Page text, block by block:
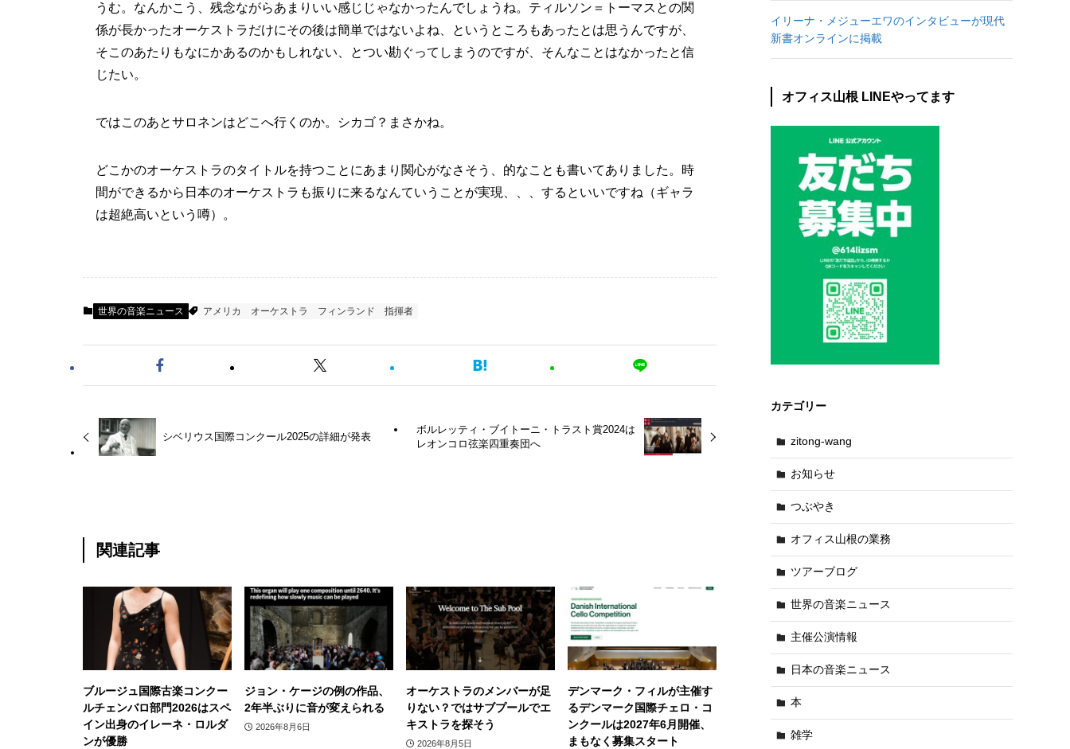
うむ。なんかこう、残念ながらあまりいい感じじゃなかったんでしょうね。ティルソン＝トーマスとの関
係が長かったオーケストラだけにその後は簡単ではないよね、というところもあったとは思うんですが、
そこのあたりもなにかあるのかもしれない、とつい勘ぐってしまうのですが、そんなことはなかったと信
じたい。
ではこのあとサロネンはどこへ行くのか。シカゴ？まさかね。
どこかのオーケストラのタイトルを持つことにあまり関心がなさそう、的なことも書いてありました。時
間ができるから日本のオーケストラも振りに来るなんていうことが実現、、、するといいですね（ギャラ
は超絶高いという噂）。
世界の音楽ニュース アメリカ オーケストラ フィンランド 指揮者
シベリウス国際コンクール2025の詳細が発表
ボルレッティ・ブイトーニ・トラスト賞2024は
レオンコロ弦楽四重奏団へ
関連記事
ブルージュ国際古楽コンクー
ルチェンバロ部門2026はスペ
イン出身のイレーネ・ロルダ
ンが優勝
ジョン・ケージの例の作品、
2年半ぶりに音が変えられる
2026年8月6日
オーケストラのメンバーが足
りない？ではサブプールでエ
キストラを探そう
2026年8月5日
デンマーク・フィルが主催す
るデンマーク国際チェロ・コ
ンクールは2027年6月開催、
まもなく募集スタート
イリーナ・メジューエワのインタビューが現代
新書オンラインに掲載
オフィス山根 LINEやってます
カテゴリー
zitong-wang
お知らせ
つぶやき
オフィス山根の業務
ツアーブログ
世界の音楽ニュース
主催公演情報
日本の音楽ニュース
本
雑学